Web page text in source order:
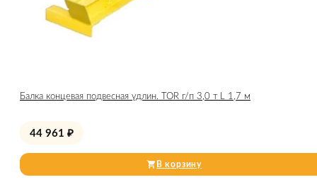
Балка концевая подвесная удлин. TOR г/п 3,0 т L 1,7 м
44 961 ₽
В корзину